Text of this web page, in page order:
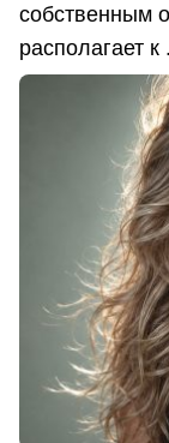
собственным
располагает к